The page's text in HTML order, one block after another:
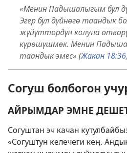
«Менин Падышалыгым бул
Эгер бул дүйнөгө таандык
жүйүттөрдүн колуна
күрөшүшмөк. Менин
таандык эмес» (Жакан 18:36
Согуш болбогон
АЙРЫМДАР ЭМНЕ
Согуштан эч качан
«Согуштун келечеги кең.